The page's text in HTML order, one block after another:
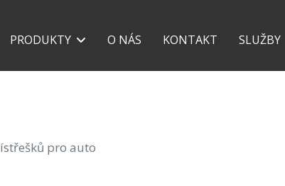
PRODUKTY O NÁS KONTAKT SLUŽBY
pro auto